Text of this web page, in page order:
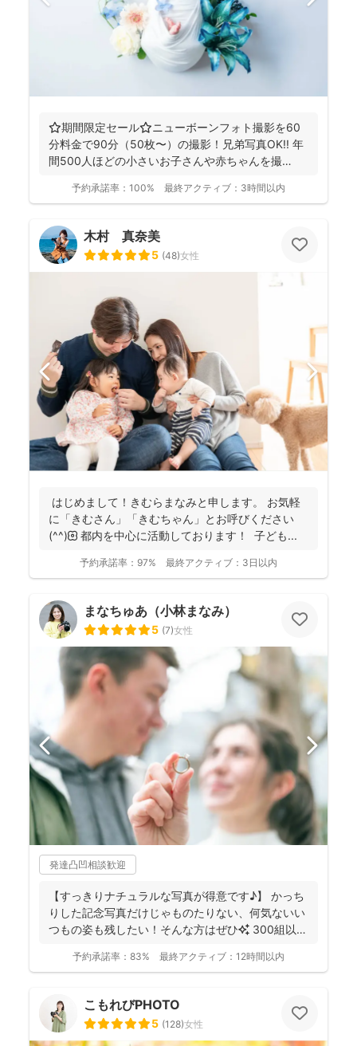
⭐️期間限定セール⭐️ニューボーンフォト撮影を60
分料金で90分（50枚〜）の撮影！兄弟写真OK!! 年
間500人ほどの小さいお子さんや赤ちゃんを撮
予約承諾率： 100% 最終アクティブ： 3時間以内
木村 真奈美
5 (48)女性
はじめまして！きむらまなみと申します。 お気軽
に「きむさん」「きむちゃん」とお呼びください
(^^)🌼 都内を中心に活動しております！ 子ども...
予約承諾率： 97% 最終アクティブ： 3日以内
まなちゅあ（小林まなみ）
5 (7)女性
発達凸凹相談歓迎
【すっきりナチュラルな写真が得意です♪】 かっち
りした記念写真だけじゃものたりない、何気ないい
つもの姿も残したい！そんな方はぜひ✨️ 300組以上
予約承諾率： 83% 最終アクティブ： 12時間以内
こもれびPHOTO
5 (128)女性